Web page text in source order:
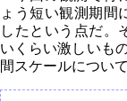
ょう短い観測期間
したという点だ。
いくらい激しいも
間スケールについ